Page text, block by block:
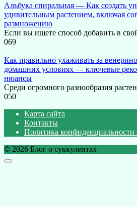
Альбука спиральная — Как создать
удивительным растением, включая
размножению
Если вы ищете способ добавить в
069
Как правильно ухаживать за
домашних условиях — ключевые
нюансы
Среди огромного разнообразия
050
Карта сайта
Контакты
Политика конфиденциальности
© 2026 Блог о суккулентах